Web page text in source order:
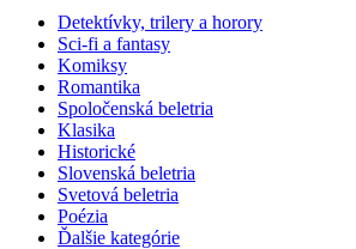
Detektívky, trilery a horory
Sci-fi a fantasy
Komiksy
Romantika
Spoločenská beletria
Klasika
Historické
Slovenská beletria
Svetová beletria
Poézia
Ďalšie kategórie